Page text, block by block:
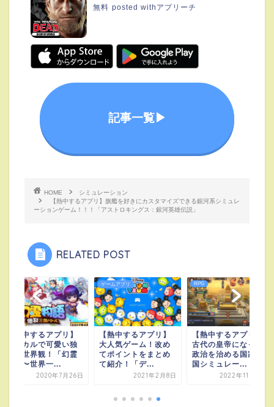
無料 posted with アプリーチ
記事一覧▶︎
HOME
シミュレーション
【熱中するアプリ】旗艦を好きにカスタマイズできる銀河系シミュレ
ーションゲーム！！！「アストロキングス：銀河英雄伝説」
RELATED POST
【熱中するアプリ】
コミカルで可愛い独
特な世界観！「幻霊
物語〜世界一...
2020年7月26日
ゲームアプリ
【熱中するアプリ】
大人気ゲーム！改め
てポイントをまとめ
て紹介！「デ...
2021年2月8日
RPG
【熱中するアプリ】
古代の皇帝になって
政治を治める国家建
国シミュレー...
2022年11月12日